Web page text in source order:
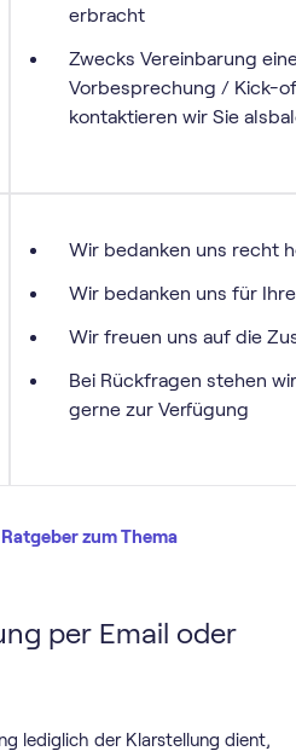
erbracht
Zwecks Vereinbarung
Vorbesprechung / Kick-
kontaktieren wir Sie
Wir bedanken uns recht
Wir bedanken uns für
Wir freuen uns auf die
Bei Rückfragen stehen
gerne zur Verfügung
Ratgeber zum Thema
per Email oder
lediglich der Klarstellung dient,